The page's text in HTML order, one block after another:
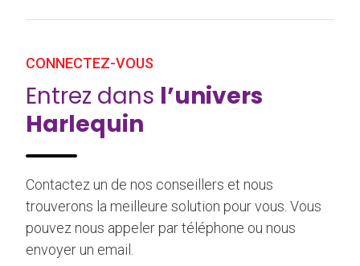
CONNECTEZ-VOUS
Entrez dans l’univers
Harlequin
Contactez un de nos conseillers et nous
trouverons la meilleure solution pour vous. Vous
pouvez nous appeler par téléphone ou nous
envoyer un email.